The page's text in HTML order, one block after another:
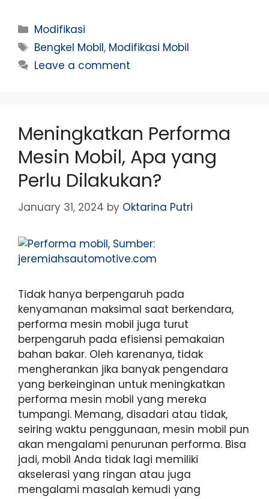
Modifikasi
Bengkel Mobil, Modifikasi Mobil
Leave a comment
Meningkatkan Performa
Mesin Mobil, Apa yang
Perlu Dilakukan?
January 31, 2024 by Oktarina Putri
Tidak hanya berpengaruh pada
kenyamanan maksimal saat berkendara,
performa mesin mobil juga turut
berpengaruh pada efisiensi pemakaian
bahan bakar. Oleh karenanya, tidak
mengherankan jika banyak pengendara
yang berkeinginan untuk meningkatkan
performa mesin mobil yang mereka
tumpangi. Memang, disadari atau tidak,
seiring waktu penggunaan, mesin mobil pun
akan mengalami penurunan performa. Bisa
jadi, mobil Anda tidak lagi memiliki
akselerasi yang ringan atau juga
mengalami masalah kemudi yang